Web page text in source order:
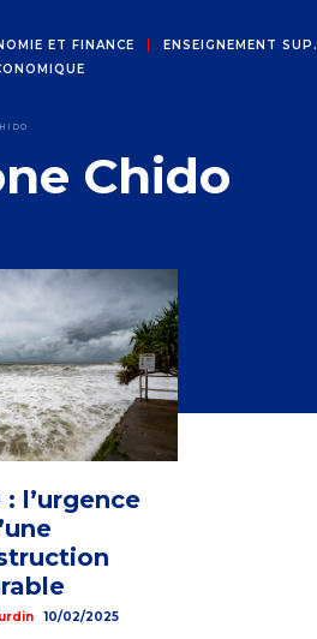
ET FINANCE ENSEIGNEMENT SUP.
Chido
l’urgence
10/02/2025